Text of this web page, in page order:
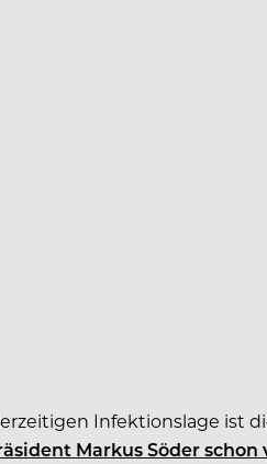
Infektionslage ist
Markus Söder schon